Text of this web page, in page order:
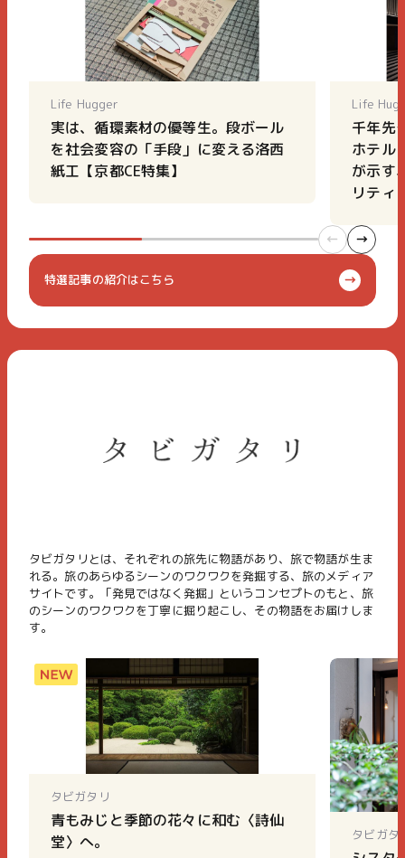
Life Hugger
実は、循環素材の優等生。段ボール
を社会変容の「手段」に変える洛西
紙工【京都CE特集】
Life
千年先
ホテル
が示す
リティ
特選記事の紹介はこちら
タビガタリとは、それぞれの旅先に物語があり、旅で物語が生ま
れる。旅のあらゆるシーンのワクワクを発掘する、旅のメディア
サイトです。「発見ではなく発掘」というコンセプトのもと、旅
のシーンのワクワクを丁寧に掘り起こし、その物語をお届けしま
す。
タビガタリ
青もみじと季節の花々に和む〈詩仙
堂〉へ。
タビガタ